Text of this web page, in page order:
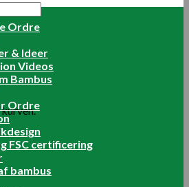
Ordre
& Ideer
Videos
Bambus
Ordre
FSC certificering
bambus